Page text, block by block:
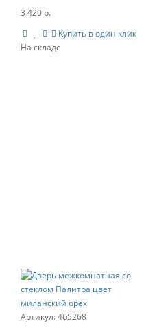
3 420 р.
Купить в один клик
465268